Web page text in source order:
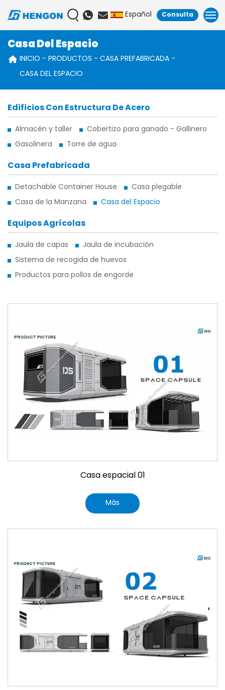
Español Consulta
Casa Del Espacio
INICIO PRODUCTOS
CASA PREFABRICADA
CASA DEL ESPACIO
Edificios Con Estructura De Acero
Almacén y taller
Cobertizo para ganado - Gallinero
Gasolinera
Torre de agua
Casa Prefabricada
Detachable Container House
Casa plegable
Casa de la Manzana
Casa del Espacio
Equipos Agrícolas
Jaula de capas
Jaula de incubación
Sistema de recogida de huevos
Productos para pollos de engorde
Casa espacial 01
Más